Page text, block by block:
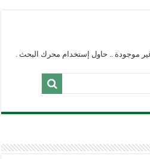
موجودة .. حاول إستخدام محرك البحث .